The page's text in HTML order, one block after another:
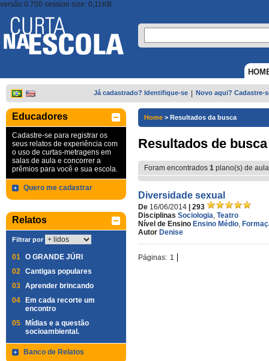
versão 0.700 session size: 0,11KB
Já cadastrado? Identifique-se Novo aqui? Cadastre-
Educadores
Cadastre-se para registrar os
seus relatos de experiência com
o uso de curtas-metragens em
salas de aula e concorrer a
prêmios para você e sua escola.
Quero me cadastrar
Relatos
Filtrar por
01 O GRANDE JÚRI
02 Cantigas populares
03 Aprender brincando
04
Em cada recorte um
encontro
05
Mídias e a questão
socioambiental.
Banco de Relatos
Home > Resultados da busca
Resultados de busca
Foram encontrados 1 plano(s) de
Diversidade sexual
De 16/06/2014
| 293
Disciplinas Sociologia, Teatro
Nível de Ensino Ensino Médio,
Autor Denise
Páginas: 1